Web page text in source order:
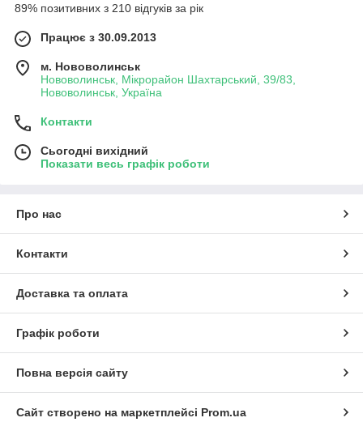
89% позитивних з 210 відгуків за рік
Працює з 30.09.2013
м. Нововолинськ
Нововолинськ, Мікрорайон Шахтарський, 39/83,
Нововолинськ, Україна
Контакти
Сьогодні вихідний
Показати весь графік роботи
Про нас
Контакти
Доставка та оплата
Графік роботи
Повна версія сайту
Сайт створено на маркетплейсі Prom.ua